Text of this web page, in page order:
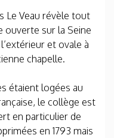
Le Veau révèle tout
ouverte sur la Seine
et ovale à
chapelle.
étaient logées au
le collège est
en particulier de
en 1793 mais